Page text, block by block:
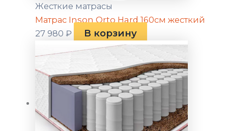
Жесткие матрасы
Матрас Inson Orto Hard 160см жесткий
27 980₽ В корзину